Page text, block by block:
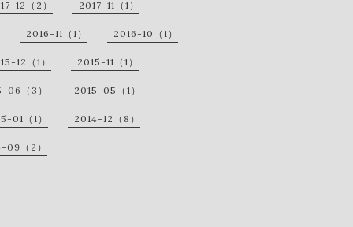
12（2） 2017-11（1）
2016-11（1） 2016-10（1）
12（1） 2015-11（1）
06（3） 2015-05（1）
01（1） 2014-12（8）
09（2）